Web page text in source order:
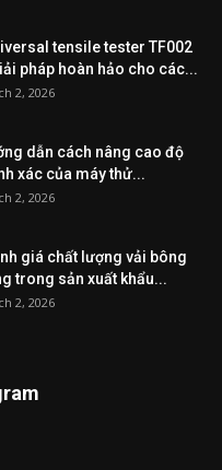
tensile tester TF002
pháp hoàn hảo cho các...
2, 2026
dẫn cách nâng cao độ
xác của máy thử...
2, 2026
giá chất lượng vải bông
trong sản xuất khẩu...
2, 2026